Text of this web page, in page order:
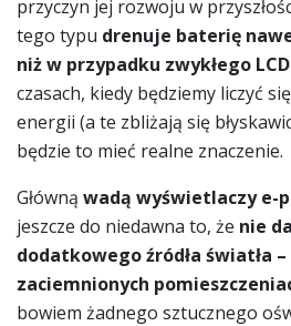
przyczyn jej rozwoju w
tego typu drenuje baterię
niż w przypadku zwykłego
czasach, kiedy będziemy liczyć
energii (a te zbliżają się
będzie to mieć realne znaczenie.
Główną wadą wyświetlaczy e-
jeszcze do niedawna to, że nie
dodatkowego źródła światła
zaciemnionych
bowiem żadnego sztucznego